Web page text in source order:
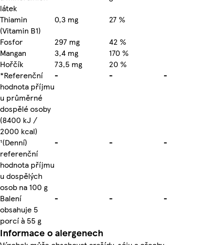
látek
Thiamin
(Vitamin B1)
0,3 mg
27 %
Fosfor
297 mg
42 %
Mangan
3,4 mg
170 %
Hořčík
73,5 mg
20 %
*Referenční
hodnota příjmu
u průměrné
dospělé osoby
(8400 kJ /
2000 kcal)
- - -
¹(Denní)
referenční
hodnota příjmu
u dospělých
osob na 100 g
- - -
Balení
obsahuje 5
porcí à 55 g
- - -
Informace o alergenech